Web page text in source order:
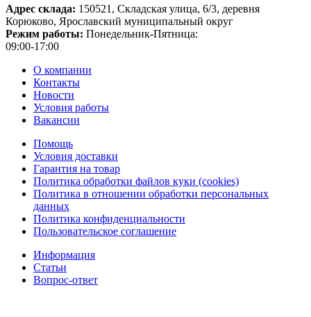
Адрес склада: 150521, Складская улица, 6/3, деревня
Корюково, Ярославский муниципальный округ
Режим работы: Понедельник-Пятница:
09:00-17:00
О компании
Контакты
Новости
Условия работы
Вакансии
Помощь
Условия доставки
Гарантия на товар
Политика обработки файлов куки (cookies)
Политика в отношении обработки персональных
данных
Политика конфиденциальности
Пользовательское соглашение
Информация
Статьи
Вопрос-ответ